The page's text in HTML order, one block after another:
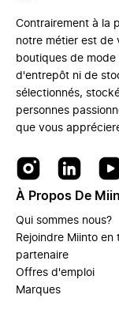
Contrairement à la
notre métier est de
boutiques de
d'entrepôt ni de
sélectionnés,
personnes
que vous
À Propos De
Qui sommes nous?
Rejoindre Miinto en
partenaire
Offres d'emploi
Marques